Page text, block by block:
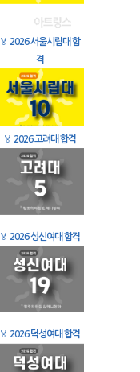
🏅 2026 서울시립대 합
격
🏅 2026 고려대 합격
🏅 2026 성신여대 합격
🏅 2026 덕성여대 합격